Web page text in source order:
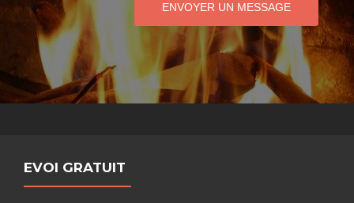
ENVOYER UN MESSAGE
EVOI GRATUIT